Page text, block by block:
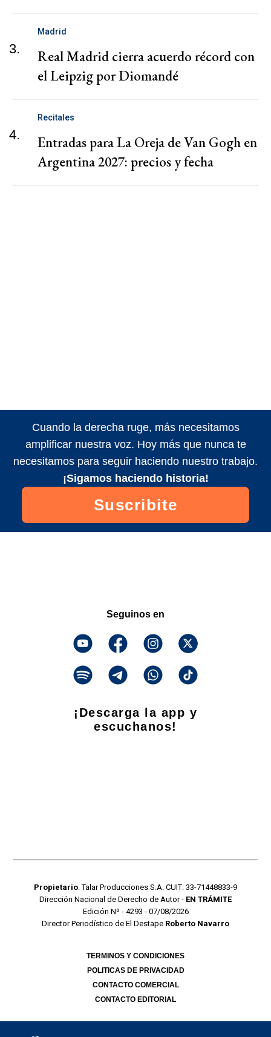
3.
Madrid
Real Madrid cierra acuerdo récord con
el Leipzig por Diomandé
4.
Recitales
Entradas para La Oreja de Van Gogh en
Argentina 2027: precios y fecha
Cuando la derecha ruge, más necesitamos
amplificar nuestra voz. Hoy más que nunca te
necesitamos para seguir haciendo nuestro trabajo.
¡Sigamos haciendo historia!
Suscribite
Seguinos en
¡Descarga la app y
escuchanos!
Propietario: Talar Producciones S.A. CUIT: 33-71448833-9
Dirección Nacional de Derecho de Autor - EN TRÁMITE
Edición Nº - 4293 - 07/08/2026
Director Periodístico de El Destape Roberto Navarro
TERMINOS Y CONDICIONES
POLITICAS DE PRIVACIDAD
CONTACTO COMERCIAL
CONTACTO EDITORIAL